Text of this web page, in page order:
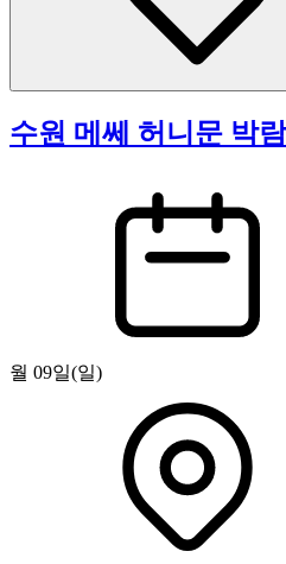
수원 메쎄 허니문 박
월 09일(일)